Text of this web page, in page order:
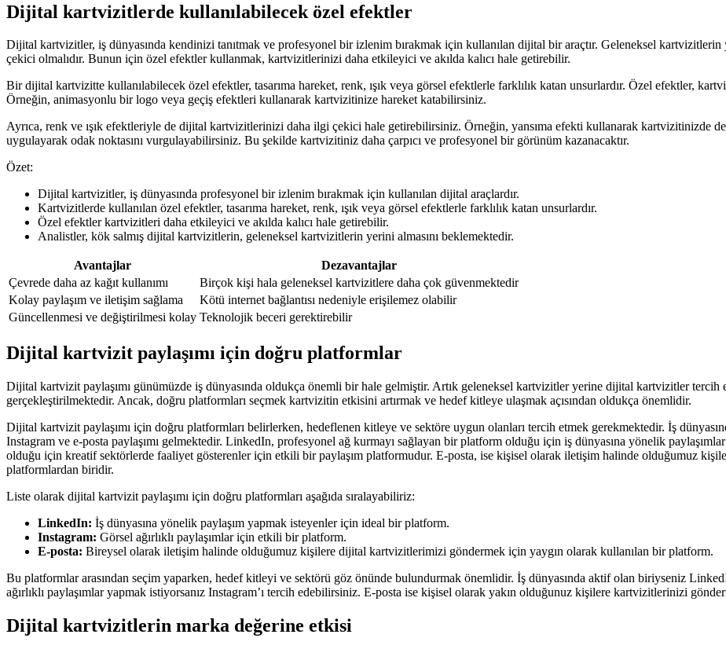
Dijital kartvizitlerde kullanılabilecek özel efektler
Dijital kartvizitler, iş dünyasında kendinizi tanıtmak ve profesyonel bir izlenim bırakmak için kullanılan dijital bir araçtır. Geleneksel
çekici olmalıdır. Bunun için özel efektler kullanmak, kartvizitlerinizi daha etkileyici ve akılda kalıcı hale getirebilir.
Bir dijital kartvizitte kullanılabilecek özel efektler, tasarıma hareket, renk, ışık veya görsel efektlerle farklılık katan unsurlardır. Özel efektler,
Örneğin, animasyonlu bir logo veya geçiş efektleri kullanarak kartvizitinize hareket katabilirsiniz.
Ayrıca, renk ve ışık efektleriyle de dijital kartvizitlerinizi daha ilgi çekici hale getirebilirsiniz. Örneğin, yansıma efekti kullanarak kartvizitinizde
uygulayarak odak noktasını vurgulayabilirsiniz. Bu şekilde kartvizitiniz daha çarpıcı ve profesyonel bir görünüm kazanacaktır.
Özet:
Dijital kartvizitler, iş dünyasında profesyonel bir izlenim bırakmak için kullanılan dijital araçlardır.
Kartvizitlerde kullanılan özel efektler, tasarıma hareket, renk, ışık veya görsel efektlerle farklılık katan unsurlardır.
Özel efektler kartvizitleri daha etkileyici ve akılda kalıcı hale getirebilir.
Analistler, kök salmış dijital kartvizitlerin, geleneksel kartvizitlerin yerini almasını beklemektedir.
Avantajlar
Dezavantajlar
Çevrede daha az kağıt kullanımı
Birçok kişi hala geleneksel kartvizitlere daha çok güvenmektedir
Kolay paylaşım ve iletişim sağlama
Kötü internet bağlantısı nedeniyle erişilemez olabilir
Güncellenmesi ve değiştirilmesi kolay Teknolojik beceri gerektirebilir
Dijital kartvizit paylaşımı için doğru platformlar
Dijital kartvizit paylaşımı günümüzde iş dünyasında oldukça önemli bir hale gelmiştir. Artık geleneksel kartvizitler yerine dijital kartvizitler tercih
gerçekleştirilmektedir. Ancak, doğru platformları seçmek kartvizitin etkisini artırmak ve hedef kitleye ulaşmak açısından oldukça önemlidir.
Dijital kartvizit paylaşımı için doğru platformları belirlerken, hedeflenen kitleye ve sektöre uygun olanları tercih etmek gerekmektedir. İş
Instagram ve e-posta paylaşımı gelmektedir. LinkedIn, profesyonel ağ kurmayı sağlayan bir platform olduğu için iş dünyasına yönelik
olduğu için kreatif sektörlerde faaliyet gösterenler için etkili bir paylaşım platformudur. E-posta, ise kişisel olarak iletişim halinde olduğumuz
platformlardan biridir.
Liste olarak dijital kartvizit paylaşımı için doğru platformları aşağıda sıralayabiliriz:
LinkedIn: İş dünyasına yönelik paylaşım yapmak isteyenler için ideal bir platform.
Instagram: Görsel ağırlıklı paylaşımlar için etkili bir platform.
E-posta: Bireysel olarak iletişim halinde olduğumuz kişilere dijital kartvizitlerimizi göndermek için yaygın olarak kullanılan bir platform.
Bu platformlar arasından seçim yaparken, hedef kitleyi ve sektörü göz önünde bulundurmak önemlidir. İş dünyasında aktif olan biriyseniz
ağırlıklı paylaşımlar yapmak istiyorsanız Instagram’ı tercih edebilirsiniz. E-posta ise kişisel olarak yakın olduğunuz kişilere kartvizitlerinizi
Dijital kartvizitlerin marka değerine etkisi